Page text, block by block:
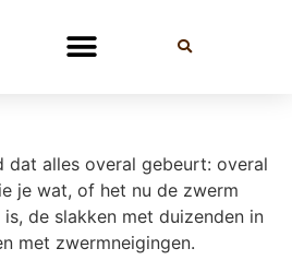
dat alles overal gebeurt: overal
je wat, of het nu de zwerm
de slakken met duizenden in
met zwermneigingen.